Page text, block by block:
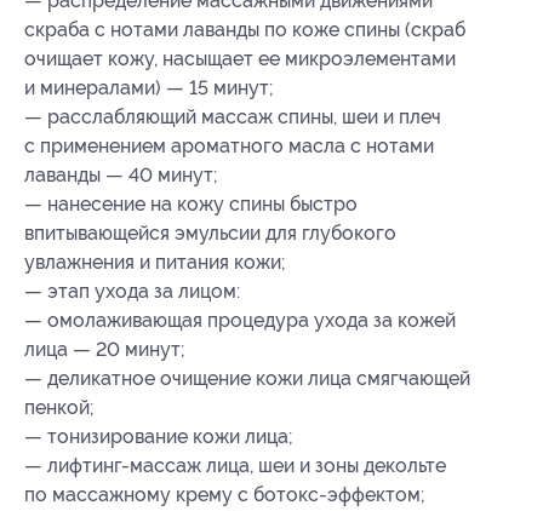
скраба с нотами лаванды по коже спины (скраб
очищает кожу, насыщает ее микроэлементами
и минералами) — 15 минут;
— расслабляющий массаж спины, шеи и плеч
с применением ароматного масла с нотами
лаванды — 40 минут;
— нанесение на кожу спины быстро
впитывающейся эмульсии для глубокого
увлажнения и питания кожи;
— этап ухода за лицом:
— омолаживающая процедура ухода за кожей
лица — 20 минут;
— деликатное очищение кожи лица смягчающей
пенкой;
— тонизирование кожи лица;
— лифтинг-массаж лица, шеи и зоны декольте
по массажному крему с ботокс-эффектом;